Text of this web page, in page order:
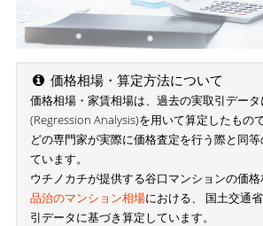
価格相場・算定方法について
価格相場・家賃相場は、過去の実取引デー
(Regression Analysis)を用いて算定したもの
どの専門家が実際に価格査定を行う際と同
ています。
ウチノカチが提供する谷口マンションの価
品治のマンション相場における、 国土交通
引データに基づき算定しています。